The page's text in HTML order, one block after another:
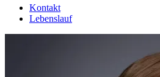
Kontakt
Lebenslauf